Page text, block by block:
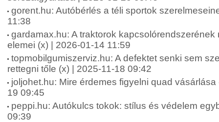
gorent.hu: Autóbérlés a téli sportok
11:38
gardamax.hu: A traktorok kapcsolórendszerének
elemei (x) | 2026-01-14 11:59
topmobilgumiszerviz.hu: A defektet senki sem
rettegni tőle (x) | 2025-11-18 09:42
joljohet.hu: Mire érdemes figyelni quad
19 09:45
peppi.hu: Autókulcs tokok: stílus és védelem
09:39